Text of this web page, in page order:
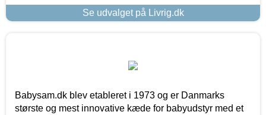
Se udvalget på Livrig.dk
Babysam.dk blev etableret i 1973 og er Danmarks
største og mest innovative kæde for babyudstyr med et